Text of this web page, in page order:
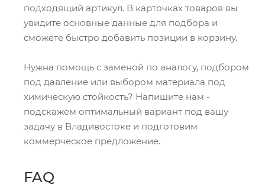
подходящий артикул. В карточках товаров вы
увидите основные данные для подбора и
сможете быстро добавить позиции в корзину.
Нужна помощь с заменой по аналогу, подбором
под давление или выбором материала под
химическую стойкость? Напишите нам -
подскажем оптимальный вариант под вашу
задачу в Владивостоке и подготовим
коммерческое предложение.
FAQ